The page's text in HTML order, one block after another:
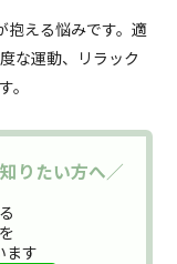
抱える悩みです。適
な運動、リラック
。
りたい方へ／
ます